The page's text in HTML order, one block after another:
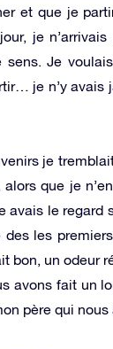
et que je
je
sens. Je
je n’y
je
alors que je
le regard
les
bon, un odeur
avons fait un
père qui